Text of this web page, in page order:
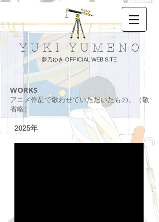
​Y U K I Y U M E N O
夢乃ゆき OFFICIAL WEB SITE
WORKS
アニメ作品で歌わせていただいたもの。（敬
省略）
2025年